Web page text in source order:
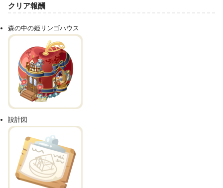
クリア報酬
森の中の姫リンゴハウス
設計図